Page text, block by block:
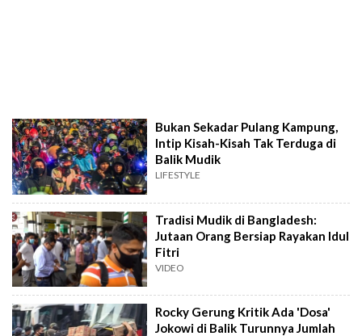
Bukan Sekadar Pulang Kampung,
Intip Kisah-Kisah Tak Terduga di
Balik Mudik
LIFESTYLE
Tradisi Mudik di Bangladesh:
Jutaan Orang Bersiap Rayakan Idul
Fitri
VIDEO
Rocky Gerung Kritik Ada 'Dosa'
Jokowi di Balik Turunnya Jumlah